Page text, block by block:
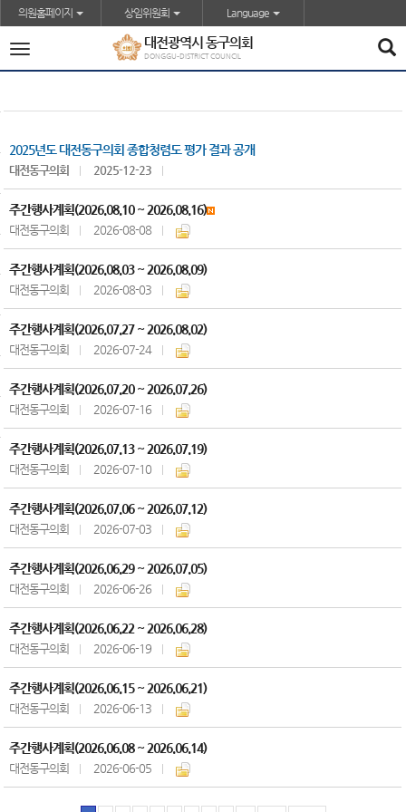
본문바로가기
의원홈페이지 상임위원회 Language
전
메
대전광역시 동구의회
DONGGU-DISTRICT COUNCIL
2025년도 대전동구의회 종합청렴도 평가 결과 공개
대전동구의회 2025-12-23
주간행사계획(2026.08.10 ~ 2026.08.16)
대전동구의회 2026-08-08
주간행사계획(2026.08.03 ~ 2026.08.09)
대전동구의회 2026-08-03
주간행사계획(2026.07.27 ~ 2026.08.02)
대전동구의회 2026-07-24
주간행사계획(2026.07.20 ~ 2026.07.26)
대전동구의회 2026-07-16
주간행사계획(2026.07.13 ~ 2026.07.19)
대전동구의회 2026-07-10
주간행사계획(2026.07.06 ~ 2026.07.12)
대전동구의회 2026-07-03
주간행사계획(2026.06.29 ~ 2026.07.05)
대전동구의회 2026-06-26
주간행사계획(2026.06.22 ~ 2026.06.28)
대전동구의회 2026-06-19
주간행사계획(2026.06.15 ~ 2026.06.21)
대전동구의회 2026-06-13
주간행사계획(2026.06.08 ~ 2026.06.14)
대전동구의회 2026-06-05